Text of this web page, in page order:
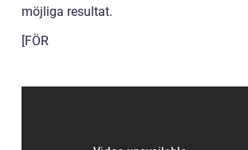
möjliga resultat.
[FÖR